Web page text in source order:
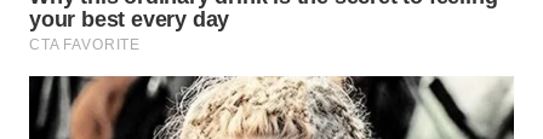
WN
KUNINGAN
WN
MAJALENGKA